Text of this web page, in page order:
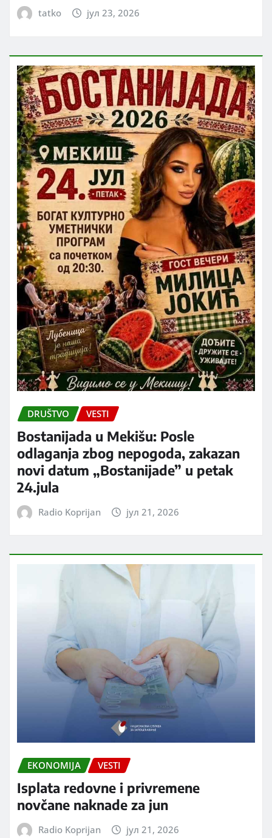
tatko јул 23, 2026
DRUŠTVO VESTI
Bostanijada u Mekišu: Posle
odlaganja zbog nepogoda, zakazan
novi datum „Bostanijade” u petak
24.jula
Radio Koprijan јул 21, 2026
EKONOMIJA VESTI
Isplata redovne i privremene
novčane naknade za jun
Radio Koprijan јул 21, 2026